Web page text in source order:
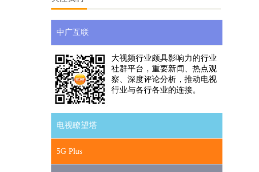
中广互联
大视频行业颇具影响力的行业
社群平台，重要新闻、热点观
察、深度评论分析，推动电视
行业与各行各业的连接。
电视瞭望塔
5G Plus